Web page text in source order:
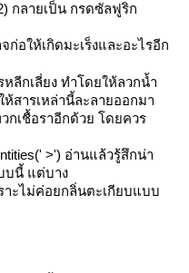
กลายเป็น กรดซัลฟูริก
อให้เกิดมะเร็งและอะไรอีก
ลีกเลี่ยง ทำโดยให้ลวกน้ำ
สารเหล่านี้ละลายออกมา
กเชื้อราอีกด้วย โดยควร
>') อ่านแล้วรู้สึกน่า
บนี้ แต่บาง
าะไม่ค่อยกลิ่นตะเกียบแบบ